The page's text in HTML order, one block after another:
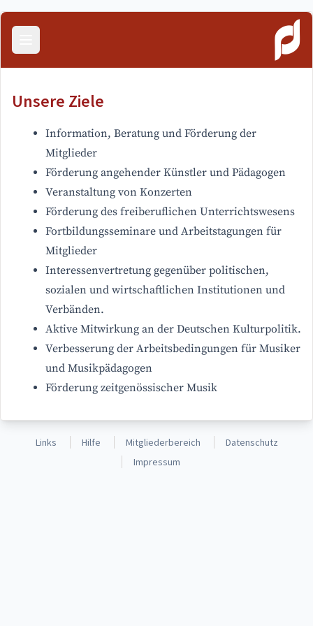
Menü öffnen
Unsere Ziele
Information, Beratung und Förderung der
Mitglieder
Förderung angehender Künstler und Pädagogen
Veranstaltung von Konzerten
Förderung des freiberuflichen Unterrichtswesens
Fortbildungsseminare und Arbeitstagungen für
Mitglieder
Interessenvertretung gegenüber politischen,
sozialen und wirtschaftlichen Institutionen und
Verbänden.
Aktive Mitwirkung an der Deutschen Kulturpolitik.
Verbesserung der Arbeitsbedingungen für Musiker
und Musikpädagogen
Förderung zeitgenössischer Musik
Links Hilfe Mitgliederbereich
Datenschutz
Impressum